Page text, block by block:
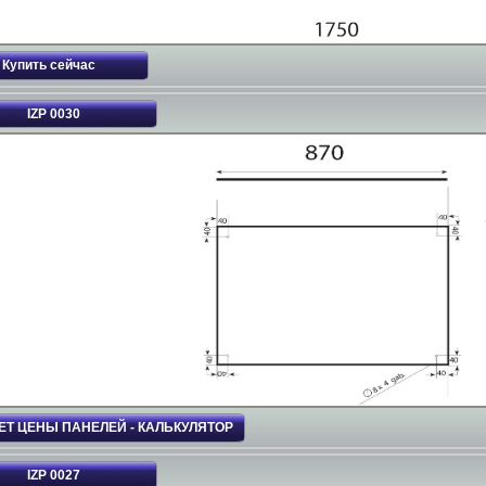
IZP 0030
ЦЕНЫ ПАНЕЛЕЙ - КАЛЬКУЛЯТОР
IZP 0027